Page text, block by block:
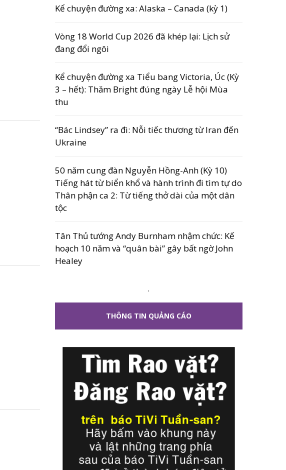
Kể chuyện đường xa: Alaska – Canada (kỳ 1)
Vòng 18 World Cup 2026 đã khép lại: Lịch sử
đang đổi ngôi
Kể chuyện đường xa Tiểu bang Victoria, Úc (Kỳ
3 – hết): Thăm Bright đúng ngày Lễ hội Mùa
thu
“Bác Lindsey” ra đi: Nỗi tiếc thương từ Iran đến
Ukraine
50 năm cung đàn Nguyễn Hồng-Anh (Kỳ 10)
Tiếng hát từ biển khổ và hành trình đi tìm tự do
Thân phận ca 2: Từ tiếng thở dài của một dân
tộc
Tân Thủ tướng Andy Burnham nhậm chức: Kế
hoạch 10 năm và “quân bài” gây bất ngờ John
Healey
.
THÔNG TIN QUẢNG CÁO